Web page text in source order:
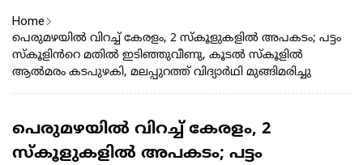
Home
പെരുമഴയിൽ വിറച്ച് കേരളം, 2 സ്കൂളുകളിൽ അപകടം; പട്ടം
സ്കൂളിൻറെ മതിൽ ഇടിഞ്ഞുവീണു, കൂടൽ സ്കൂളിൽ
ആൽമരം കടപുഴകി, മലപ്പുറത്ത് വിദ്യാർഥി മുങ്ങിമരിച്ചു
പെരുമഴയിൽ വിറച്ച് കേരളം, 2
സ്കൂളുകളിൽ അപകടം; പട്ടം